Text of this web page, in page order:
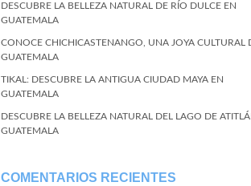
DESCUBRE LA BELLEZA NATURAL DE RÍO DULCE EN
GUATEMALA
CONOCE CHICHICASTENANGO, UNA JOYA CULTURAL
GUATEMALA
TIKAL: DESCUBRE LA ANTIGUA CIUDAD MAYA EN
GUATEMALA
DESCUBRE LA BELLEZA NATURAL DEL LAGO DE
GUATEMALA
COMENTARIOS RECIENTES